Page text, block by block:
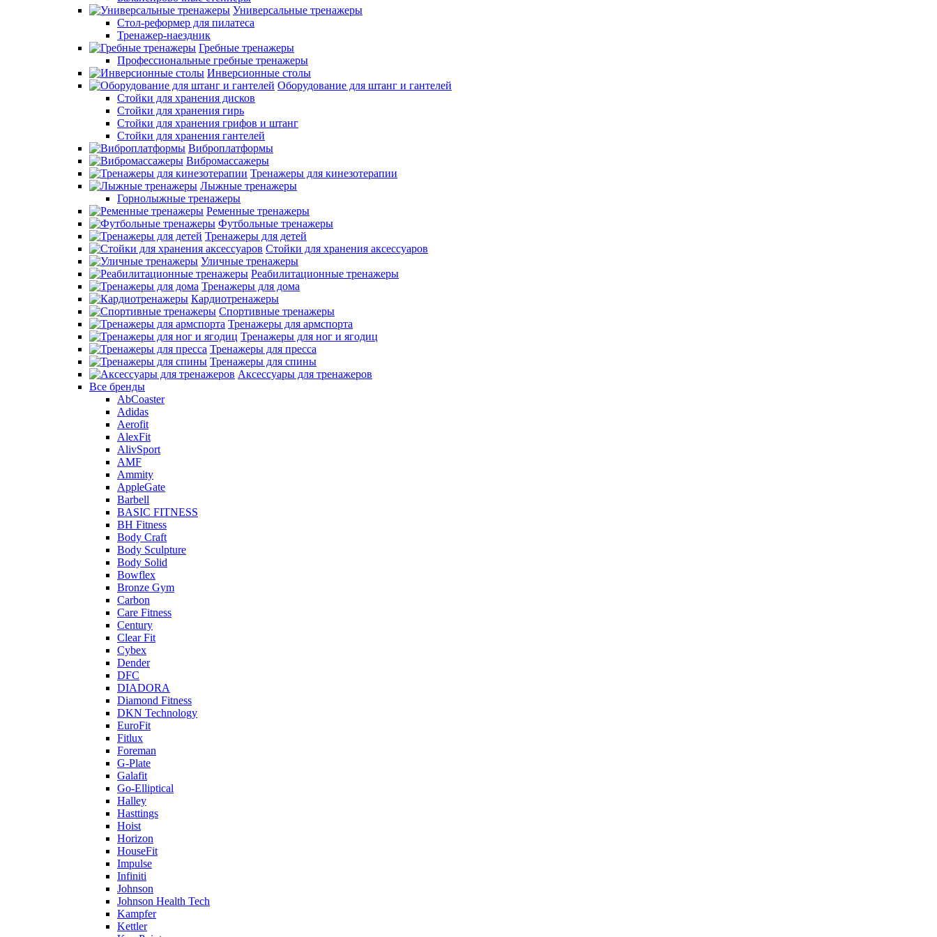
Универсальные тренажеры
Стол-реформер для пилатеса
Тренажер-наездник
Гребные тренажеры
Профессиональные гребные тренажеры
Инверсионные столы
Оборудование для штанг и гантелей
Стойки для хранения дисков
Стойки для хранения гирь
Стойки для хранения грифов и штанг
Стойки для хранения гантелей
Виброплатформы
Вибромассажеры
Тренажеры для кинезотерапии
Лыжные тренажеры
Горнолыжные тренажеры
Ременные тренажеры
Футбольные тренажеры
Тренажеры для детей
Стойки для хранения аксессуаров
Уличные тренажеры
Реабилитационные тренажеры
Тренажеры для дома
Кардиотренажеры
Спортивные тренажеры
Тренажеры для армспорта
Тренажеры для ног и ягодиц
Тренажеры для пресса
Тренажеры для спины
Аксессуары для тренажеров
Все бренды
AbCoaster
Adidas
Aerofit
AlexFit
AlivSport
AMF
Ammity
AppleGate
Barbell
BASIC FITNESS
BH Fitness
Body Craft
Body Sculpture
Body Solid
Bowflex
Bronze Gym
Carbon
Care Fitness
Century
Clear Fit
Cybex
Dender
DFC
DIADORA
Diamond Fitness
DKN Technology
EuroFit
Fitlux
Foreman
G-Plate
Galafit
Go-Elliptical
Halley
Hasttings
Hoist
Horizon
HouseFit
Impulse
Infiniti
Johnson
Johnson Health Tech
Kampfer
Kettler